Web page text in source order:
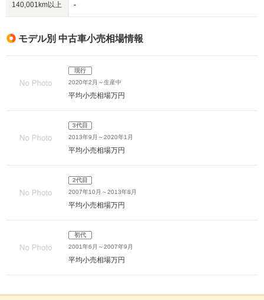
140,001km以上 -
モデル別 中古車小売相場情報
現行
2020年2月～生産中
平均小売相場万円
3代目
2013年9月～2020年1月
平均小売相場万円
2代目
2007年10月～2013年8月
平均小売相場万円
初代
2001年6月～2007年9月
平均小売相場万円